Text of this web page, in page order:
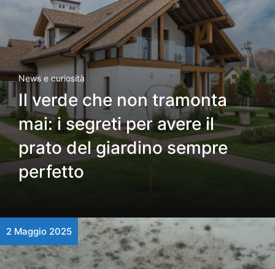
News e curiosità
Il verde che non tramonta
mai: i segreti per avere il
prato del giardino sempre
perfetto
2 Maggio 2025